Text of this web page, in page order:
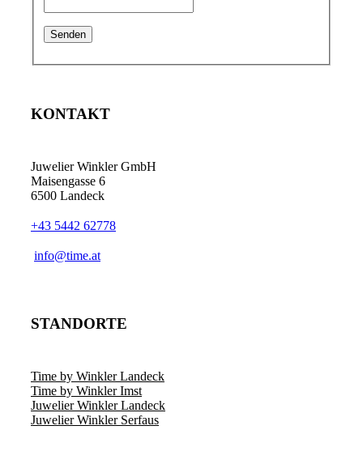
KONTAKT
Juwelier Winkler GmbH
Maisengasse 6
6500 Landeck
+43 5442 62778
info@time.at
STANDORTE
Time by Winkler Landeck
Time by Winkler Imst
Juwelier Winkler Landeck
Juwelier Winkler Serfaus